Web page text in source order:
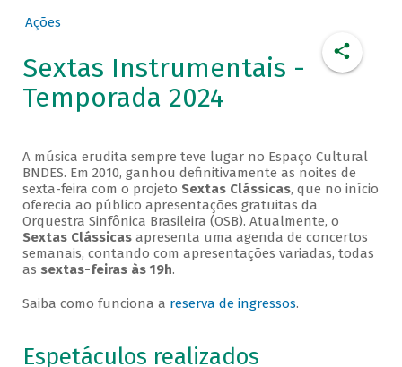
Ações
Sextas Instrumentais -
Temporada 2024
A música erudita sempre teve lugar no Espaço Cultural
BNDES. Em 2010, ganhou definitivamente as noites de
sexta-feira com o projeto Sextas Clássicas, que no início
oferecia ao público apresentações gratuitas da
Orquestra Sinfônica Brasileira (OSB). Atualmente, o
Sextas Clássicasapresenta uma agenda de concertos
semanais, contando com apresentações variadas, todas
as sextas-feiras às 19h.
Saiba como funciona a reserva de ingressos.
Espetáculos realizados